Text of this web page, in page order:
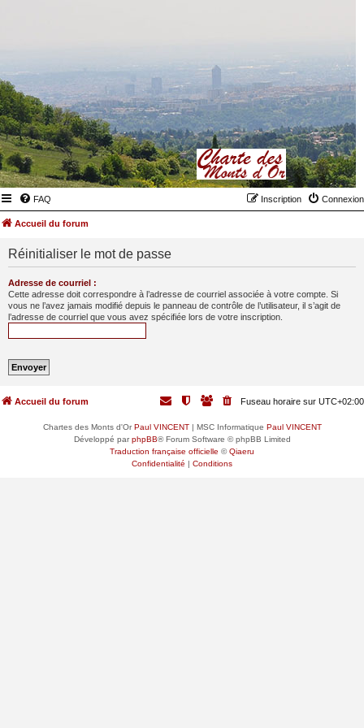
FAQ Connexion
Inscription
Accueil du forum
Réinitialiser le mot de passe
Adresse de courriel :
Cette adresse doit correspondre à l’adresse de courriel associée à votre compte. Si
vous ne l’avez jamais modifié depuis le panneau de contrôle de l’utilisateur, il s’agit de
l’adresse de courriel que vous avez spécifiée lors de votre inscription.
Accueil du forum Fuseau horaire sur UTC+02:00
Chartes des Monts d'OrPaul VINCENT| MSC Informatique Paul VINCENT
Développé parphpBB® Forum Software © phpBB Limited
Traduction française officielle ©Qiaeru
Confidentialité | Conditions